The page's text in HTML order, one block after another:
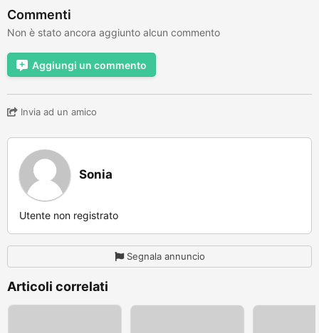
Commenti
Non è stato ancora aggiunto alcun commento
Aggiungi un commento
Invia ad un amico
Sonia
Utente non registrato
Segnala annuncio
Articoli correlati